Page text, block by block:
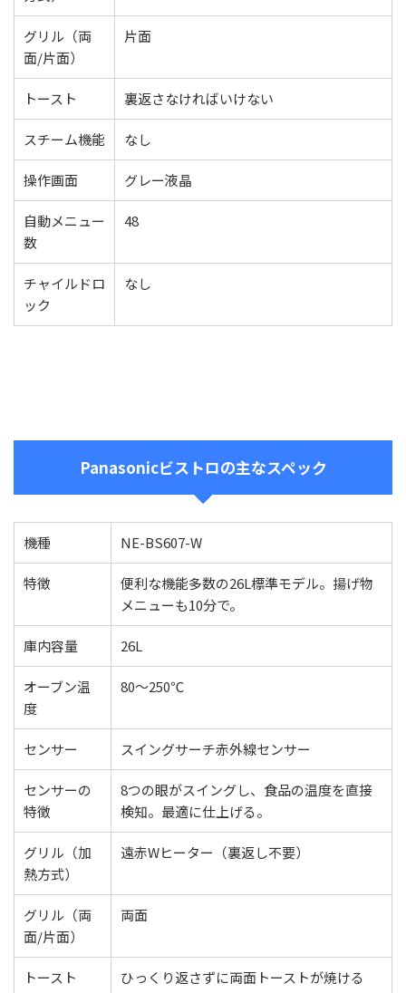
グリル（両
面/片面）
片面
トースト 裏返さなければいけない
スチーム機能 なし
操作画面 グレー液晶
自動メニュー
数
48
チャイルドロ
ック
なし
Panasonicビストロの主なスペック
機種 NE-BS607-W
特徴
便利な機能多数の26L標準モデル。揚げ物
メニューも10分で。
庫内容量 26L
オーブン温
度
80～250℃
センサー スイングサーチ赤外線センサー
センサーの
特徴
8つの眼がスイングし、食品の温度を直接
検知。最適に仕上げる。
グリル（加
熱方式）
遠赤Wヒーター（裏返し不要）
グリル（両
面/片面）
両面
トースト ひっくり返さずに両面トーストが焼ける